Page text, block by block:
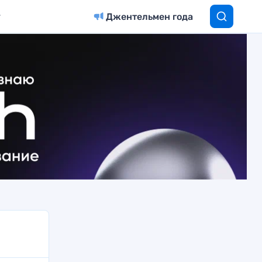
Джентельмен года